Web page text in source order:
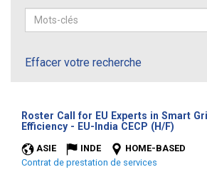
Effacer votre recherche
Roster Call for EU Experts in Smart
Efficiency - EU-India CECP (H/F)
ASIE INDE
HOME-BASED
Contrat de prestation de services